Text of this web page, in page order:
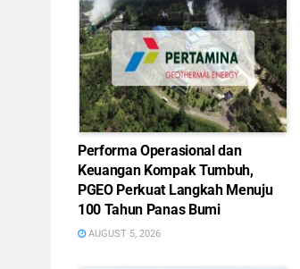
Performa Operasional dan
Keuangan Kompak Tumbuh,
PGEO Perkuat Langkah Menuju
100 Tahun Panas Bumi
AUGUST 5, 2026